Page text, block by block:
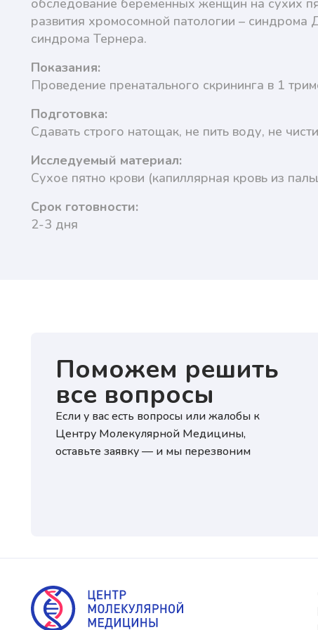
обследование беременных женщин на сухих
развития хромосомной патологии –
синдрома Тернера.
Показания:
Проведение пренатального скрининга в 1
Подготовка:
Сдавать строго натощак, не пить воду, не
Исследуемый материал:
Сухое пятно крови (капиллярная кровь из
Срок готовности:
2-3 дня
Поможем решить
все вопросы
Если у вас есть вопросы или жалобы к
Центру Молекулярной Медицины,
оставьте заявку — и мы перезвоним